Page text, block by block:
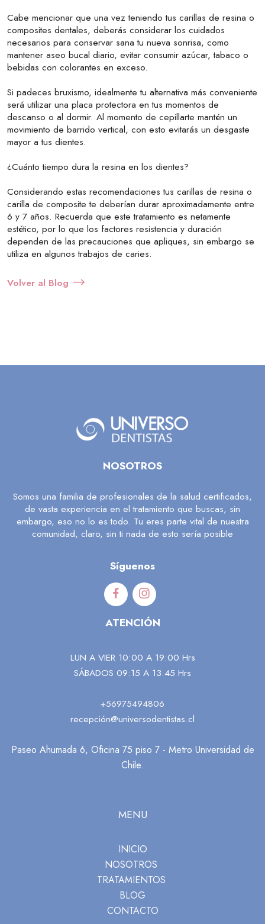
Cabe mencionar que una vez teniendo tus carillas de resina o
composites dentales, deberás considerar los cuidados
necesarios para conservar sana tu nueva sonrisa, como
mantener aseo bucal diario, evitar consumir azúcar, tabaco o
bebidas con colorantes en exceso.
Si padeces bruxismo, idealmente tu alternativa más conveniente
será utilizar una placa protectora en tus momentos de
descanso o al dormir. Al momento de cepillarte mantén un
movimiento de barrido vertical, con esto evitarás un desgaste
mayor a tus dientes.
¿Cuánto tiempo dura la resina en los dientes?
Considerando estas recomendaciones tus carillas de resina o
carilla de composite te deberían durar aproximadamente entre
6 y 7 años. Recuerda que este tratamiento es netamente
estético, por lo que los factores resistencia y duración
dependen de las precauciones que apliques, sin embargo se
utiliza en algunos trabajos de caries.
Volver al Blog
NOSOTROS
Somos una familia de profesionales de la salud certificados,
de vasta experiencia en el tratamiento que buscas, sin
embargo, eso no lo es todo. Tu eres parte vital de nuestra
comunidad, claro, sin ti nada de esto sería posible
Síguenos
ATENCIÓN
LUN A VIER 10:00 A 19:00 Hrs
SÁBADOS 09:15 A 13:45 Hrs
+56975494806
recepción@universodentistas.cl
Paseo Ahumada 6, Oficina 75 piso 7 - Metro Universidad de
Chile.
MENU
INICIO
NOSOTROS
TRATAMIENTOS
BLOG
CONTACTO